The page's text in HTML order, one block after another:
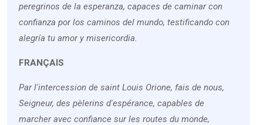
peregrinos de la esperanza, capaces de caminar con
confianza por los caminos del mundo, testificando con
alegría tu amor y misericordia.
FRANÇAIS
Par l'intercession de saint Louis Orione, fais de nous,
Seigneur, des pèlerins d'espérance, capables de
marcher avec confiance sur les routes du monde,